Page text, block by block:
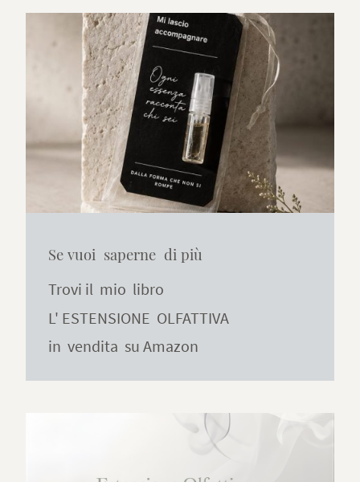
Se vuoi saperne di più
Trovi il mio libro
L' ESTENSIONE OLFATTIVA
in vendita su Amazon